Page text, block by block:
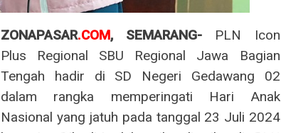
ZONAPASAR.COM, SEMARANG- PLN Icon
Plus Regional SBU Regional Jawa Bagian
Tengah hadir di SD Negeri Gedawang 02
dalam rangka memperingati Hari Anak
Nasional yang jatuh pada tanggal 23 Juli 2024